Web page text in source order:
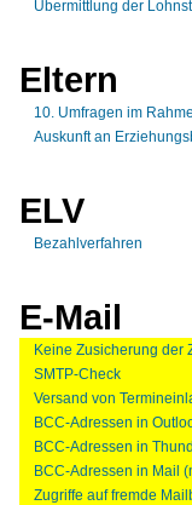
Übermittlung der
Eltern
10. Umfragen im
Auskunft an
ELV
Bezahlverfahren
E-Mail
Keine Zusicherung der
SMTP-Check
Versand von
BCC-Adressen in
BCC-Adressen in
BCC-Adressen in Mail
Zugriffe auf fremde